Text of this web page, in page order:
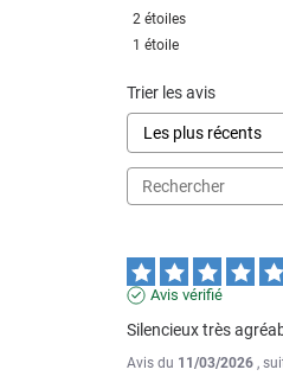
2 étoiles
1 étoile
Trier les avis
Avis vérifié
Silencieux très
Avis du 11/03/2026 ,